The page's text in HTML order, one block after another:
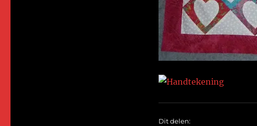
Dit delen: